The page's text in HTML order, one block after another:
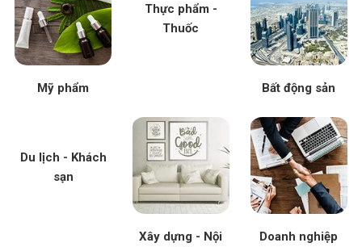
Mỹ phẩm
Thực phẩm -
Thuốc
Bất động sản
Du lịch - Khách
sạn
Xây dựng - Nội
Doanh nghiệp